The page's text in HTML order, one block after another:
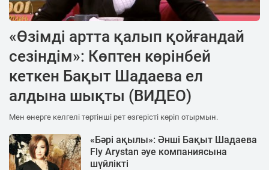
«Өзімді артта қалып қойғандай
сезіндім»: Көптен көрінбей
кеткен Бақыт Шадаева ел
алдына шықты (ВИДЕО)
Мен өнерге келгелі төртінші рет өзгерісті көріп отырмын.
«Бәрі ақылы»: Әнші Бақыт Шадаева
Fly Arystan әуе компаниясына
шүйлікті